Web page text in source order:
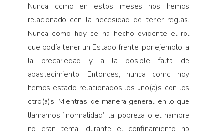
Nunca como en estos meses nos hemos
relacionado con la necesidad de tener reglas.
Nunca como hoy se ha hecho evidente el rol
que podía tener un Estado frente, por ejemplo, a
la precariedad y a la posible falta de
abastecimiento. Entonces, nunca como hoy
hemos estado relacionados los uno(a)s con los
otro(a)s. Mientras, de manera general, en lo que
llamamos “normalidad” la pobreza o el hambre
no eran tema, durante el confinamiento no